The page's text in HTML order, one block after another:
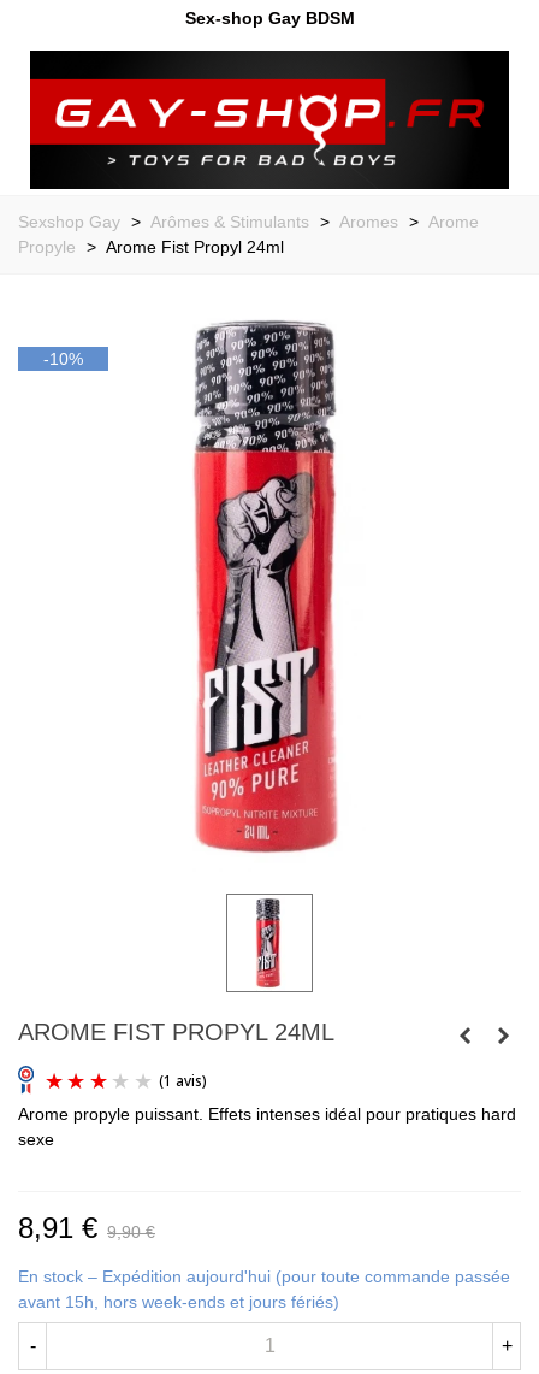
Sex-shop Gay BDSM
Sexshop Gay > Arômes & Stimulants > Aromes > Arome
Propyle
> Arome Fist Propyl 24ml
-10%
AROME FIST PROPYL 24ML
(1 avis)
Arome propyle puissant. Effets intenses idéal pour pratiques hard
sexe
8,91 € 9,90 €
En stock – Expédition aujourd'hui (pour toute commande passée
avant 15h, hors week-ends et jours fériés)
- +